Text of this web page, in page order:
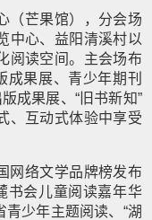
（芒果馆），分会场
中心、益阳清溪村以
阅读空间。主会场布
果展、青少年期刊
成果展、“旧书新知”
、互动式体验中享受
网络文学品牌榜发布
书会儿童阅读嘉年华
青少年主题阅读、“湖